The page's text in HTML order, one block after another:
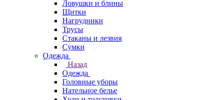
Ловушки и блины
Щитки
Нагрудники
Трусы
Стаканы и лезвия
Сумки
Одежда
Назад
Одежда
Головные уборы
Нательное белье